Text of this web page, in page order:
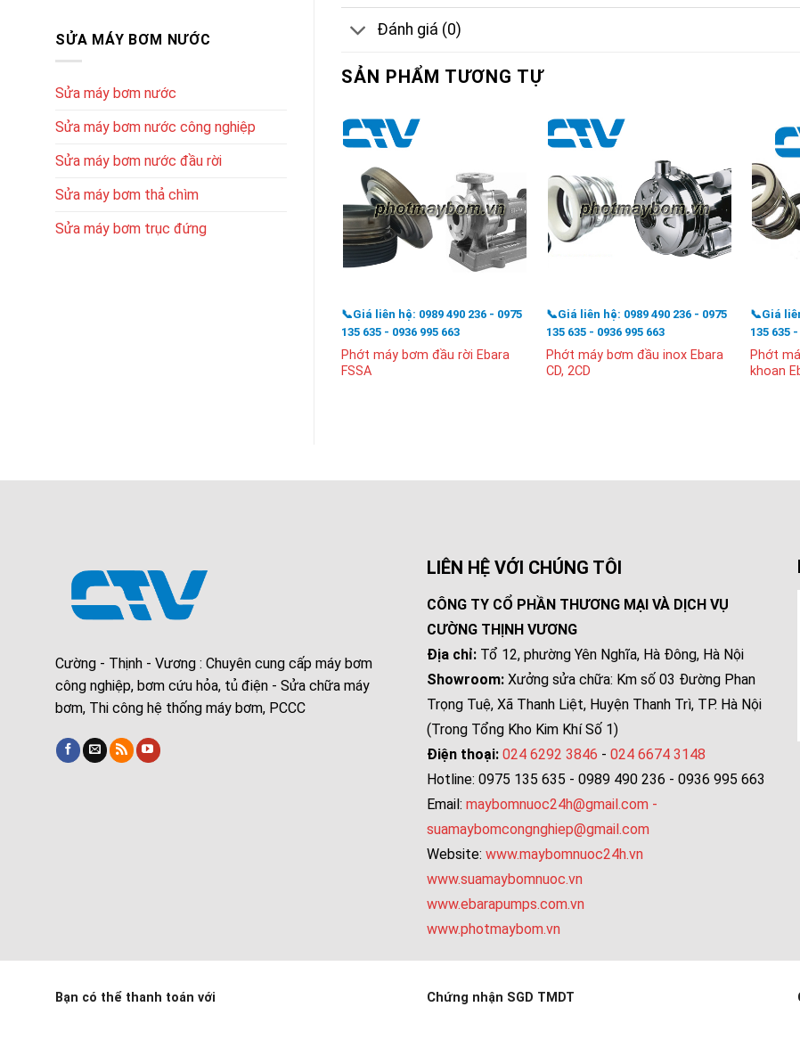
SỬA MÁY BƠM NƯỚC
Sửa máy bơm nước
Sửa máy bơm nước công nghiệp
Sửa máy bơm nước đầu rời
Sửa máy bơm thả chìm
Sửa máy bơm trục đứng
Đánh giá (0)
SẢN PHẨM TƯƠNG TỰ
📞Giá liên hệ: 0989 490 236 - 0975
135 635 - 0936 995 663
Phớt máy bơm đầu rời Ebara
FSSA
📞Giá liên hệ: 0989 490 236 - 0975
135 635 - 0936 995 663
Phớt máy bơm đầu inox Ebara
CD, 2CD
📞Giá
135 635
Phớt
khoan
Cường - Thịnh - Vương : Chuyên cung cấp máy bơm
công nghiệp, bơm cứu hỏa, tủ điện - Sửa chữa máy
bơm, Thi công hệ thống máy bơm, PCCC
LIÊN HỆ VỚI CHÚNG TÔI
CÔNG TY CỔ PHẦN THƯƠNG MẠI VÀ DỊCH VỤ
CƯỜNG THỊNH VƯƠNG
Địa chỉ:Tổ 12, phường Yên Nghĩa, Hà Đông, Hà Nội
Showroom:Xưởng sửa chữa: Km số 03 Đường Phan
Trọng Tuệ, Xã Thanh Liệt, Huyện Thanh Trì, TP. Hà Nội
(Trong Tổng Kho Kim Khí Số 1)
Điện thoại: 024 6292 3846 - 024 6674 3148
Hotline: 0975 135 635 - 0989 490 236 - 0936 995 663
Email: maybomnuoc24h@gmail.com -
suamaybomcongnghiep@gmail.com
Website: www.maybomnuoc24h.vn
www.suamaybomnuoc.vn
www.ebarapumps.com.vn
www.photmaybom.vn
Bạn có thể thanh toán với Chứng nhận SGD TMDT